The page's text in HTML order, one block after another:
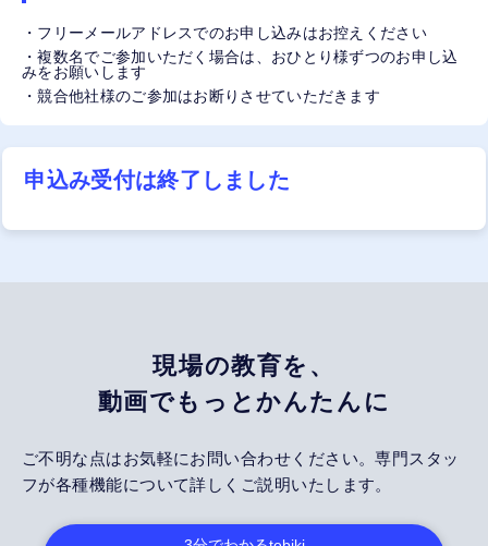
・フリーメールアドレスでのお申し込みはお控えください
・複数名でご参加いただく場合は、おひとり様ずつのお申し込
みをお願いします
・競合他社様のご参加はお断りさせていただきます
申込み受付は終了しました
現場の教育を、
動画でもっとかんたんに
ご不明な点はお気軽にお問い合わせください。専門スタッ
フが各種機能について詳しくご説明いたします。